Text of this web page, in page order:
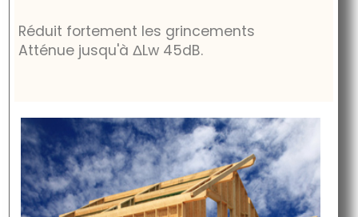
Réduit fortement les grincements
Atténue jusqu'àΔLw 45dB.